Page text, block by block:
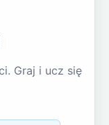
Graj i ucz się